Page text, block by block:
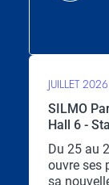
JUILLET 2026
SILMO
Hall 6 -
Chapo
Du 25 au
ouvre ses
sa